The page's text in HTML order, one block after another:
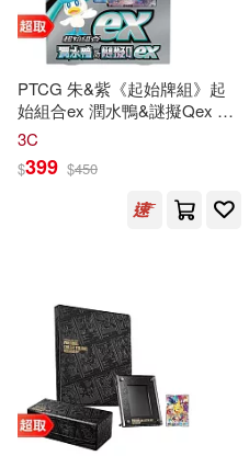
PTCG 朱&紫《起始牌組》起
始組合ex 潤水鴨&謎擬Qex ⚘
寶可夢
3C
$399 $450